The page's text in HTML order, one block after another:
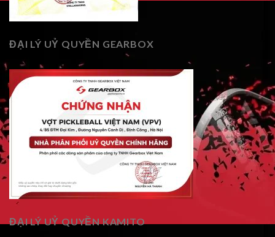
ĐẠI LÝ UỶ QUYỀN GEARBOX
ĐẠI LÝ UỶ QUYỀN KAMITO